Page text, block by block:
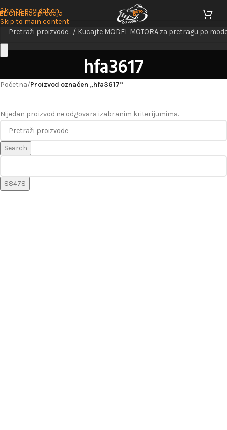
Skip to navigation
Skip to main content
Rasprodaja
hfa3617
Početna/Proizvod označen „hfa3617“
Nijedan proizvod ne odgovara izabranim kriterijumima.
Search